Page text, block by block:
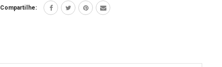
Compartilhe: